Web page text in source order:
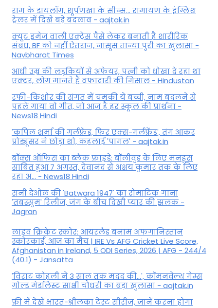
राम के डायलॉग, शूर्पणखा के सीन्स... रामायण के इंग्लिश
ट्रेलर में दिखे बड़े बदलाव - aajtak.in
क्यूट इमेज वाली एक्ट्रेस पैसे लेकर बनाती है शारीरिक
संबंध, BF को नहीं ऐतराज, जासूस तान्‍या पुरी का खुलासा -
Navbharat Times
आधी उम्र की लड़कियों से अफेयर, पत्नी को धोखा दे रहा था
एक्टर, लोग मानते हैं वफादारी की मिसाल - Hindustan
रफी-किशोर की संगत में चमकी ये बच्ची, नाम बदलने से
पहले गाया वो गीत, जो आज है हर स्कूल की प्रार्थना -
News18 Hindi
'कपिल शर्मा की गर्लफ्रेंड, फिर एक्स-गर्लफ्रेंड', तंग आकर
प्रोड्यूसर ने छोड़ा शो, कहलाई 'पागल' - aajtak.in
बॉक्स ऑफिस का ब्लैक फ्राइडे: बॉलीवुड के लिए मनहूस
साबित हुआ 7 अगस्त, देवानंद से अक्षय कुमार तक के लिए
रहा अ... - News18 Hindi
सनी देओल की 'Batwara 1947' का रोमांटिक गाना
'तबस्सुम' रिलीज, जंग के बीच दिखी प्यार की झलक -
Jagran
लाइव क्रिकेट स्कोर: आयरलैंड बनाम अफगानिस्तान
स्कोरकार्ड, आज का मैच | IRE Vs AFG Cricket Live Score,
Afghanistan in Ireland, 5 ODI Series, 2026 | AFG - 244/4
(40.1) - Jansatta
'विराट कोहली ने 3 साल तक मदद की...', कॉमनवेल्थ गेम्स
गोल्ड मेडलिस्ट साक्षी चौधरी का बड़ा खुलासा - aajtak.in
फ्री में देखें भारत-श्रीलंका टेस्ट सीरीज, जानें करना होगा